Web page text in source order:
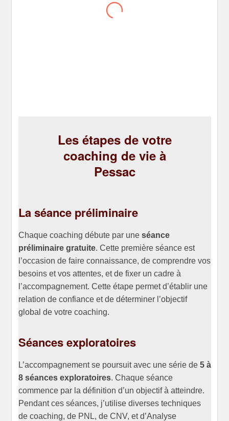
une direction et mes priorités dans mon
orientation professionnelle, il a été d’une
Les étapes de votre
coaching de vie à
Pessac
La séance préliminaire
Chaque coaching débute par une séance
préliminaire gratuite. Cette première séance est
l’occasion de faire connaissance, de comprendre vos
besoins et vos attentes, et de fixer un cadre à
l’accompagnement. Cette étape permet d’établir une
relation de confiance et de déterminer l’objectif
global de votre coaching.
Séances exploratoires
L’accompagnement se poursuit avec une série de5 à
8 séances exploratoires. Chaque séance
commence par la définition d’un objectif à atteindre.
Pendant ces séances, j’utilise diverses techniques
de coaching, de PNL, de CNV, et d’Analyse